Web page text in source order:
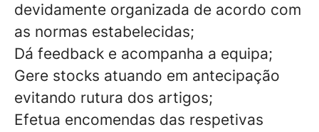
devidamente organizada de acordo com
as normas estabelecidas;
Dá feedback e acompanha a equipa;
Gere stocks atuando em antecipação
evitando rutura dos artigos;
Efetua encomendas das respetivas